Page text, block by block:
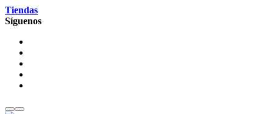
Tiendas
Síguenos